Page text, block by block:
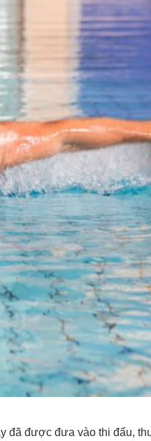
đã được đưa vào thi đấu,